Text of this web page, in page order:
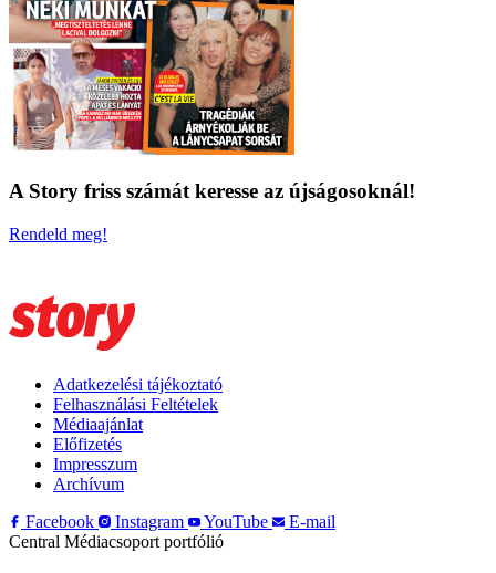
A Story friss számát keresse az újságosoknál!
Rendeld meg!
Adatkezelési tájékoztató
Felhasználási Feltételek
Médiaajánlat
Előfizetés
Impresszum
Archívum
Facebook
Instagram YouTube
E-mail
Central Médiacsoport portfólió